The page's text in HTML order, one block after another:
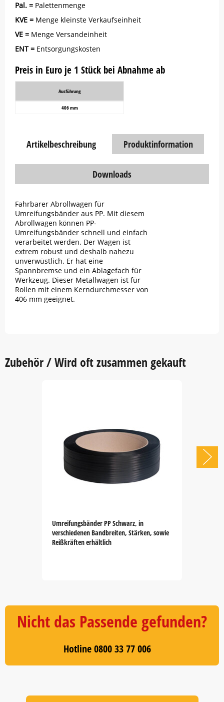
Pal. = Palettenmenge
KVE = Menge kleinste Verkaufseinheit
VE = Menge Versandeinheit
ENT = Entsorgungskosten
Preis in Euro je 1 Stück bei Abnahme ab
Ausführung
406 mm
Artikelbeschreibung Produktinformation
Downloads
Fahrbarer Abrollwagen für
Umreifungsbänder aus PP. Mit diesem
Abrollwagen können PP-
Umreifungsbänder schnell und einfach
verarbeitet werden. Der Wagen ist
extrem robust und deshalb nahezu
unverwüstlich. Er hat eine
Spannbremse und ein Ablagefach für
Werkzeug. Dieser Metallwagen ist für
Rollen mit einem Kerndurchmesser von
406 mm geeignet.
Zubehör / Wird oft zusammen gekauft
Umreifungsbänder PP Schwarz, in
verschiedenen Bandbreiten, Stärken, sowie
Reißkräften erhältlich
5
Nicht das Passende gefunden?
Hotline 0800 33 77 006